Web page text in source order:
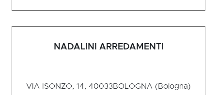
NADALINI ARREDAMENTI
VIA ISONZO, 14, 40033BOLOGNA (Bologna)